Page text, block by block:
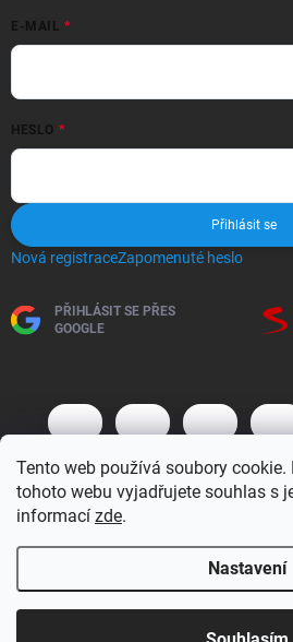
Tento web používá soubory
tohoto webu vyjadřujete souhlas s
informací zde.
Nastavení
Otevírací doba 7:30 - 16:00 hod
E-MAIL
HESLO
Přihlásit se
Nová registraceZapomenuté heslo
PŘIHLÁSIT SE PŘES
GOOGLE
Copyright 2026BM MOTO s.r.o..
nastavení cookies